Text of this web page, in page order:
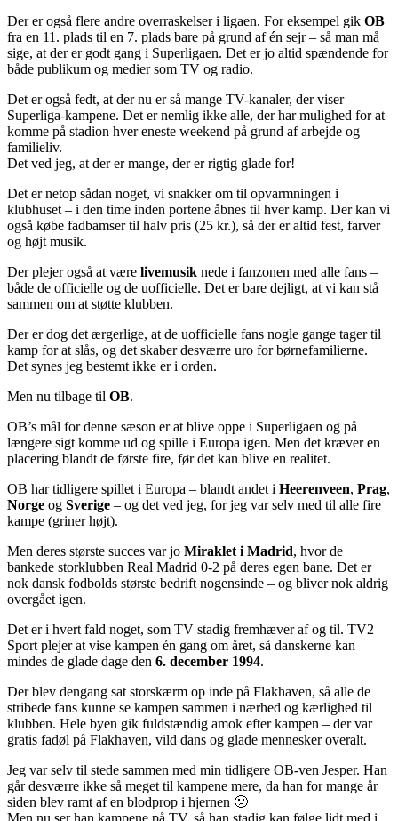
Der er også flere andre overraskelser i ligaen. For eksempel gik OB
fra en 11. plads til en 7. plads bare på grund af én sejr – så man må
sige, at der er godt gang i Superligaen. Det er jo altid spændende for
både publikum og medier som TV og radio.
Det er også fedt, at der nu er så mange TV-kanaler, der viser
Superliga-kampene. Det er nemlig ikke alle, der har mulighed for at
komme på stadion hver eneste weekend på grund af arbejde og
familieliv.
Det ved jeg, at der er mange, der er rigtig glade for!
Det er netop sådan noget, vi snakker om til opvarmningen i
klubhuset – i den time inden portene åbnes til hver kamp. Der kan vi
også købe fadbamser til halv pris (25 kr.), så der er altid fest, farver
og højt musik.
Der plejer også at være livemusik nede i fanzonen med alle fans –
både de officielle og de uofficielle. Det er bare dejligt, at vi kan stå
sammen om at støtte klubben.
Der er dog det ærgerlige, at de uofficielle fans nogle gange tager til
kamp for at slås, og det skaber desværre uro for børnefamilierne.
Det synes jeg bestemt ikke er i orden.
Men nu tilbage til OB.
OB’s mål for denne sæson er at blive oppe i Superligaen og på
længere sigt komme ud og spille i Europa igen. Men det kræver en
placering blandt de første fire, før det kan blive en realitet.
OB har tidligere spillet i Europa – blandt andet i Heerenveen, Prag,
Norge og Sverige – og det ved jeg, for jeg var selv med til alle fire
kampe (griner højt).
Men deres største succes var jo Miraklet i Madrid, hvor de
bankede storklubben Real Madrid 0-2 på deres egen bane. Det er
nok dansk fodbolds største bedrift nogensinde – og bliver nok aldrig
overgået igen.
Det er i hvert fald noget, som TV stadig fremhæver af og til. TV2
Sport plejer at vise kampen én gang om året, så danskerne kan
mindes de glade dage den 6. december 1994.
Der blev dengang sat storskærm op inde på Flakhaven, så alle de
stribede fans kunne se kampen sammen i nærhed og kærlighed til
klubben. Hele byen gik fuldstændig amok efter kampen – der var
gratis fadøl på Flakhaven, vild dans og glade mennesker overalt.
Jeg var selv til stede sammen med min tidligere OB-ven Jesper. Han
går desværre ikke så meget til kampene mere, da han for mange år
siden blev ramt af en blodprop i hjernen 🙁